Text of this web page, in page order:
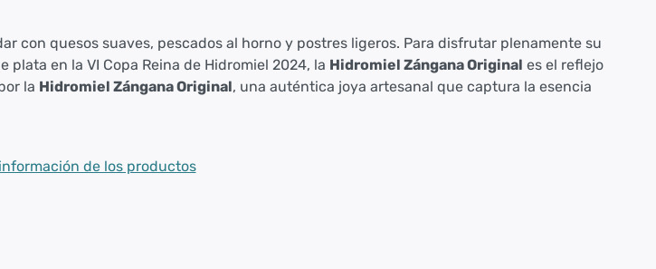
con quesos suaves, pescados al horno y postres ligeros. Para disfrutar plenamente su
en la VI Copa Reina de Hidromiel 2024, la Hidromiel Zángana Original es el reflejo
la Hidromiel Zángana Original, una auténtica joya artesanal que captura la esencia
información de los productos